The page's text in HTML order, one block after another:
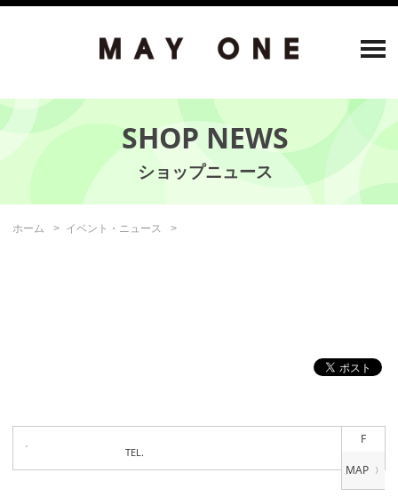
SHOP NEWS
ホーム イベント・ニュース
F
TEL.